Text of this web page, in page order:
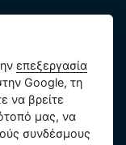
δεδομένων
επεξεργασία
Google, τη
να βρείτε
μας, να
συνδέσμους